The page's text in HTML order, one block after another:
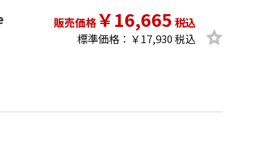
販売価格￥16,665 税込
標準価格：￥17,930 税込